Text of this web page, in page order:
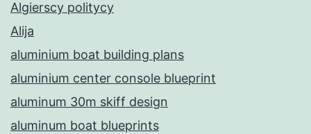
Algierscy politycy
Alija
aluminium boat building plans
aluminium center console blueprint
aluminum 30m skiff design
aluminum boat blueprints